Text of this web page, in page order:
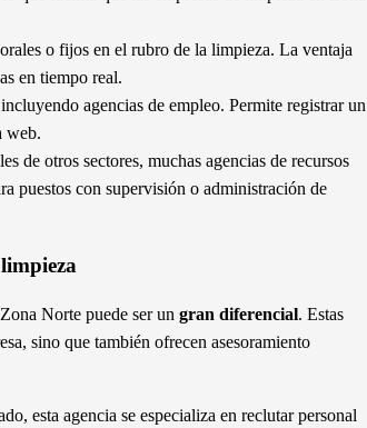
o fijos en el rubro de la limpieza. La ventaja
en tiempo real.
agencias de empleo. Permite registrar un
web.
de otros sectores, muchas agencias de recursos
puestos con supervisión o administración de
Norte puede ser un gran diferencial. Estas
sino que también ofrecen asesoramiento
esta agencia se especializa en reclutar personal